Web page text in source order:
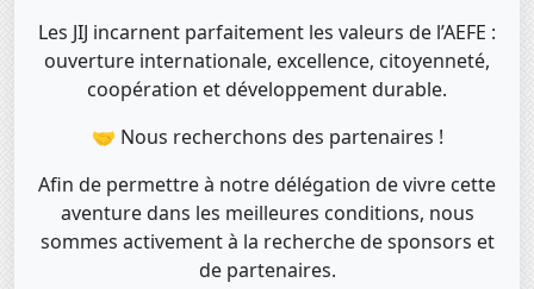
Les JIJ incarnent parfaitement les valeurs de l’AEFE :
ouverture internationale, excellence, citoyenneté,
coopération et développement durable.
🤝 Nous recherchons des partenaires !
Afin de permettre à notre délégation de vivre cette
aventure dans les meilleures conditions, nous
sommes activement à la recherche de sponsors et
de partenaires.